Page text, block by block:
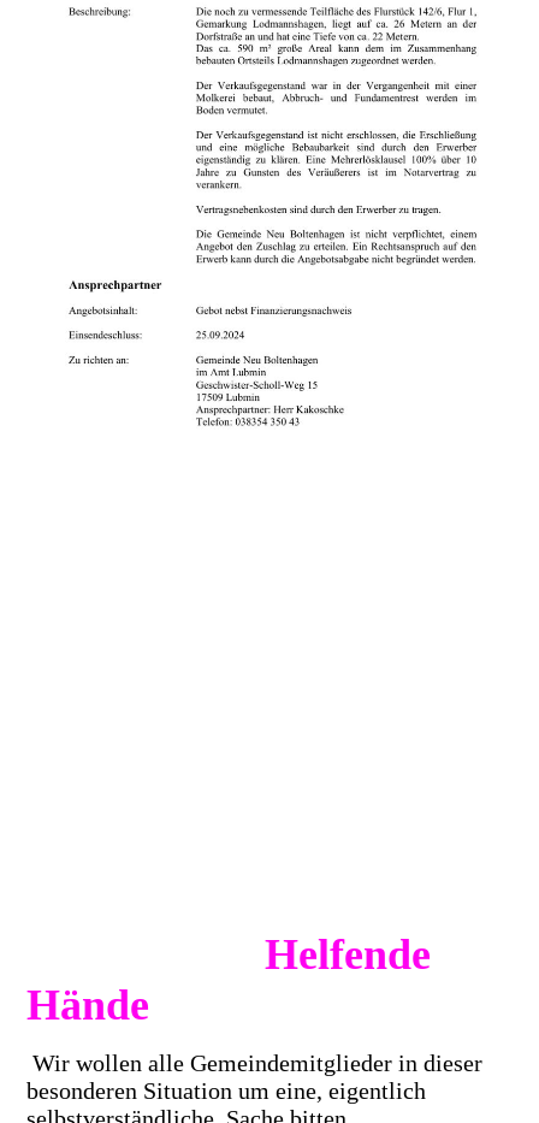
Helfende
Hände
Wir wollen alle Gemeindemitglieder in dieser
besonderen Situation um eine, eigentlich